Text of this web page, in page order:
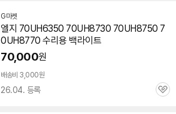
G마켓
엘지 70UH6350 70UH8730 70UH8750 7
0UH8770 수리용 백라이트
70,000원
배송비 3,000원
26.04. 등록
관